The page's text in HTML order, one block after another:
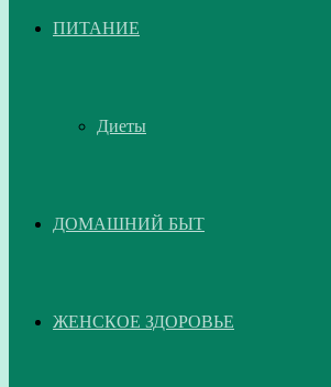
ПИТАНИЕ
Диеты
ДОМАШНИЙ БЫТ
ЖЕНСКОЕ ЗДОРОВЬЕ